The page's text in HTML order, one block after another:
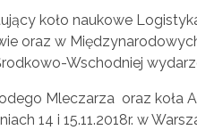
koło naukowe
oraz w
Wschodniej
Mleczarza oraz koła
14 i 15.11.2018r. w